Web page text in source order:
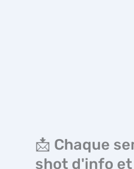
📩 Chaque
shot d'info